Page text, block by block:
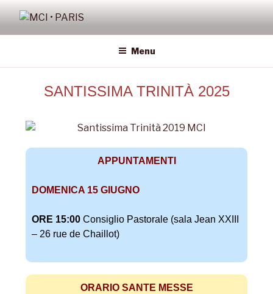
MCI • PARIS
Menu
SANTISSIMA TRINITÀ 2025
APPUNTAMENTI
DOMENICA 15 GIUGNO
ORE 15:00 Consiglio Pastorale (sala Jean XXIII
– 26 rue de Chaillot)
ORARIO SANTE MESSE